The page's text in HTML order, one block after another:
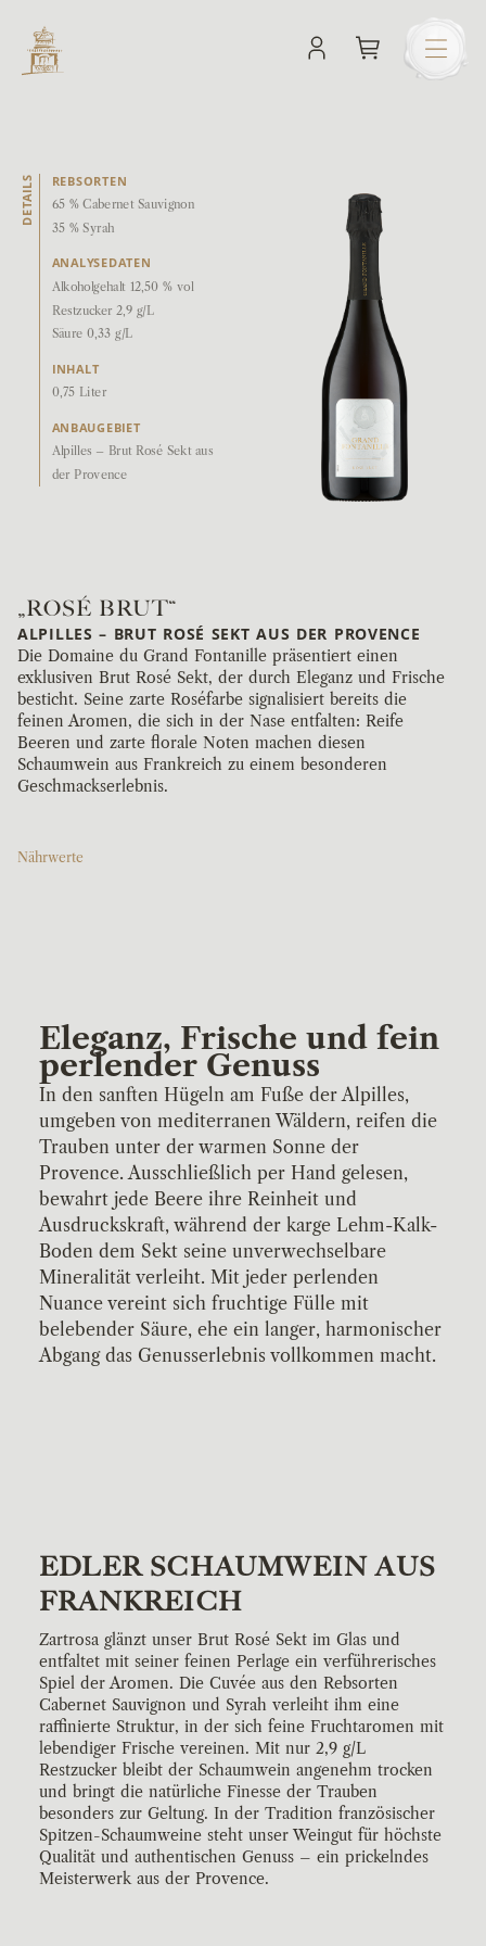
DETAILS REBSORTEN
65 % Cabernet Sauvignon
35 % Syrah
ANALYSEDATEN
Alkoholgehalt 12,50 % vol
Restzucker 2,9 g/L
Säure 0,33 g/L
INHALT
0,75 Liter
ANBAUGEBIET
Alpilles – Brut Rosé Sekt aus
der Provence
„ROSÉ BRUT“
ALPILLES – BRUT ROSÉ SEKT AUS DER PROVENCE
Die Domaine du Grand Fontanille präsentiert einen
exklusiven Brut Rosé Sekt, der durch Eleganz und Frische
besticht. Seine zarte Roséfarbe signalisiert bereits die
feinen Aromen, die sich in der Nase entfalten: Reife
Beeren und zarte florale Noten machen diesen
Schaumwein aus Frankreich zu einem besonderen
Geschmackserlebnis.
Nährwerte
Eleganz, Frische und fein
perlender Genuss
In den sanften Hügeln am Fuße der Alpilles,
umgeben von mediterranen Wäldern, reifen die
Trauben unter der warmen Sonne der
Provence. Ausschließlich per Hand gelesen,
bewahrt jede Beere ihre Reinheit und
Ausdruckskraft, während der karge Lehm-Kalk-
Boden dem Sekt seine unverwechselbare
Mineralität verleiht. Mit jeder perlenden
Nuance vereint sich fruchtige Fülle mit
belebender Säure, ehe ein langer, harmonischer
Abgang das Genusserlebnis vollkommen macht.
EDLER SCHAUMWEIN AUS
FRANKREICH
Zartrosa glänzt unser Brut Rosé Sekt im Glas und
entfaltet mit seiner feinen Perlage ein verführerisches
Spiel der Aromen. Die Cuvée aus den Rebsorten
Cabernet Sauvignon und Syrah verleiht ihm eine
raffinierte Struktur, in der sich feine Fruchtaromen mit
lebendiger Frische vereinen. Mit nur 2,9 g/L
Restzucker bleibt der Schaumwein angenehm trocken
und bringt die natürliche Finesse der Trauben
besonders zur Geltung. In der Tradition französischer
Spitzen-Schaumweine steht unser Weingut für höchste
Qualität und authentischen Genuss – ein prickelndes
Meisterwerk aus der Provence.